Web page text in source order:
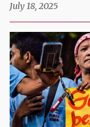
July 18, 2025